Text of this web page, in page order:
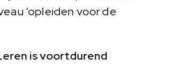
‘opleiden voor de
is voortdurend